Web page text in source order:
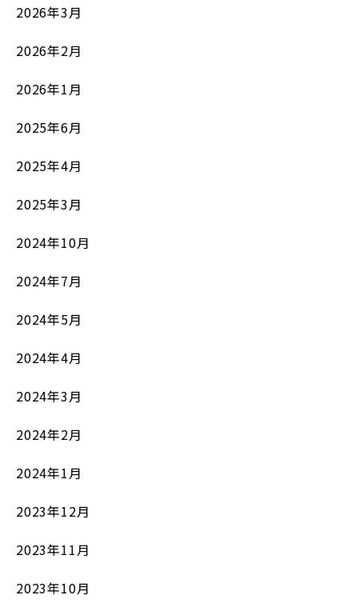
2026年3月
2026年2月
2026年1月
2025年6月
2025年4月
2025年3月
2024年10月
2024年7月
2024年5月
2024年4月
2024年3月
2024年2月
2024年1月
2023年12月
2023年11月
2023年10月